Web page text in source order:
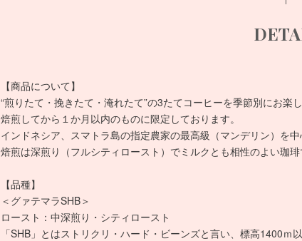
【商品について】
“煎りたて・挽きたて・淹れたて”の3たてコーヒーを季節別にお楽し
焙煎してから１か月以内のものに限定しております。
インドネシア、スマトラ島の指定農家の最高級（マンデリン）を
焙煎は深煎り（フルシティロースト）でミルクとも相性のよい珈琲
【品種】
＜グァテマラSHB＞
ロースト：中深煎り・シティロースト
「SHB」とはストリクリ・ハード・ビーンズと言い、標高1400ｍ